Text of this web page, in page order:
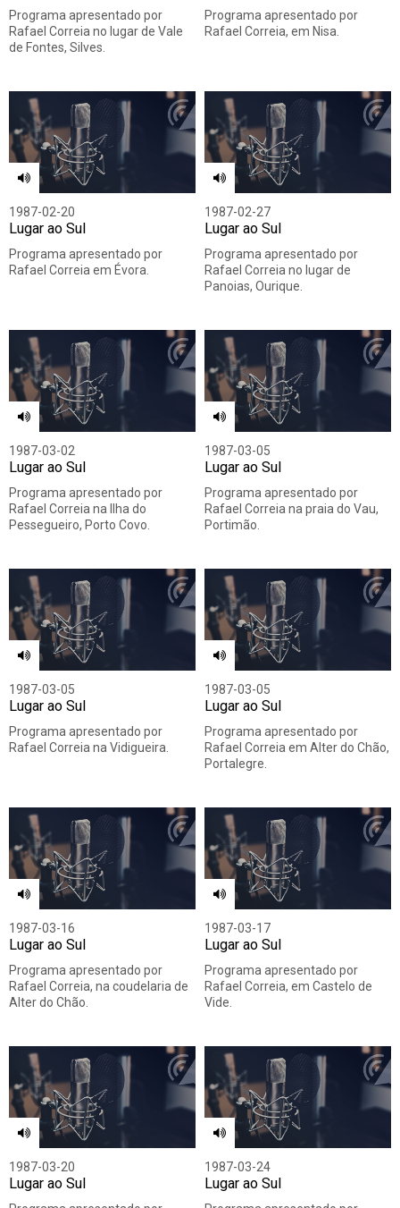
Programa apresentado por
Rafael Correia no lugar de Vale
de Fontes, Silves.
Programa apresentado por
Rafael Correia, em Nisa.
1987-02-20
Lugar ao Sul
Programa apresentado por
Rafael Correia em Évora.
1987-02-27
Lugar ao Sul
Programa apresentado por
Rafael Correia no lugar de
Panoias, Ourique.
1987-03-02
Lugar ao Sul
Programa apresentado por
Rafael Correia na Ilha do
Pessegueiro, Porto Covo.
1987-03-05
Lugar ao Sul
Programa apresentado por
Rafael Correia na praia do Vau,
Portimão.
1987-03-05
Lugar ao Sul
Programa apresentado por
Rafael Correia na Vidigueira.
1987-03-05
Lugar ao Sul
Programa apresentado por
Rafael Correia em Alter do Chão,
Portalegre.
1987-03-16
Lugar ao Sul
Programa apresentado por
Rafael Correia, na coudelaria de
Alter do Chão.
1987-03-17
Lugar ao Sul
Programa apresentado por
Rafael Correia, em Castelo de
Vide.
1987-03-20
Lugar ao Sul
1987-03-24
Lugar ao Sul